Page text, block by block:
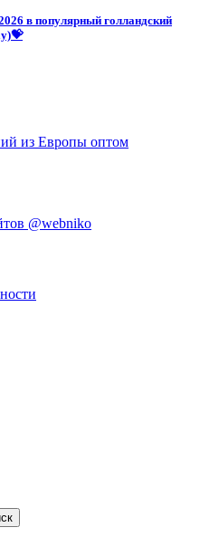
в популярный голландский
из Европы оптом
@webniko